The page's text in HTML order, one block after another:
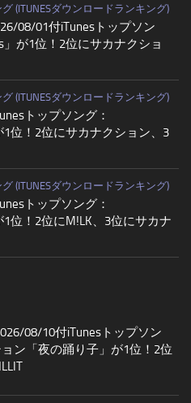
(ITUNESダウンロードランキング)
08/01付iTunesトップソン
」が1位！2位にサカナクショ
(ITUNESダウンロードランキング)
トップソング：
1位！2位にサカナクション、3
(ITUNESダウンロードランキング)
トップソング：
1位！2位にM!LK、3位にサカナ
08/10付iTunesトップソン
ン「夜の踊り子」が1位！2位